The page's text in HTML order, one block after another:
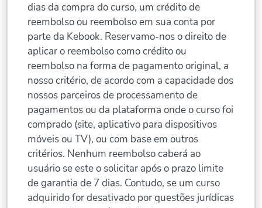
dias da compra do curso, um crédito de
reembolso ou reembolso em sua conta por
parte da Kebook. Reservamo-nos o direito de
aplicar o reembolso como crédito ou
reembolso na forma de pagamento original, a
nosso critério, de acordo com a capacidade dos
nossos parceiros de processamento de
pagamentos ou da plataforma onde o curso foi
comprado (site, aplicativo para dispositivos
móveis ou TV), ou com base em outros
critérios. Nenhum reembolso caberá ao
usuário se este o solicitar após o prazo limite
de garantia de 7 dias. Contudo, se um curso
adquirido for desativado por questões jurídicas